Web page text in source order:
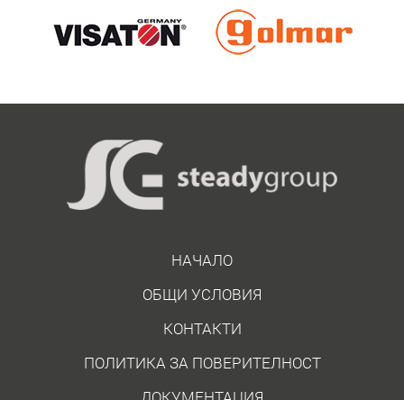
НАЧАЛО
ОБЩИ УСЛОВИЯ
КОНТАКТИ
ПОЛИТИКА ЗА ПОВЕРИТЕЛНОСТ